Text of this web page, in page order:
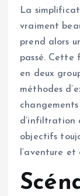
La
vraiment
prend alors
passé. Cette
en deux
méthodes
d’infiltration
objectifs
l’aventure et